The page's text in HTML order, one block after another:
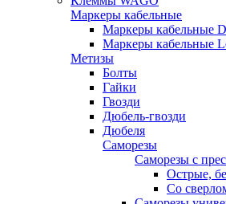
Маркеры кабельные
Маркеры кабельные
Маркеры кабельные
Метизы
Болты
Гайки
Гвозди
Дюбель-гвозди
Дюбеля
Саморезы
Саморезы с
Острые,
Со